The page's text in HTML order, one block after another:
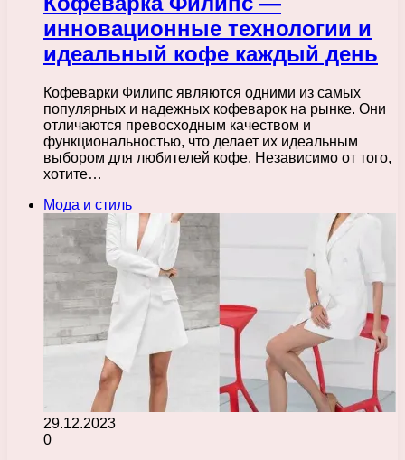
инновационные технологии и
идеальный кофе каждый день
Кофеварки Филипс являются одними из самых
популярных и надежных кофеварок на рынке. Они
отличаются превосходным качеством и
функциональностью, что делает их идеальным
выбором для любителей кофе. Независимо от того,
хотите…
Мода и стиль
29.12.2023
0